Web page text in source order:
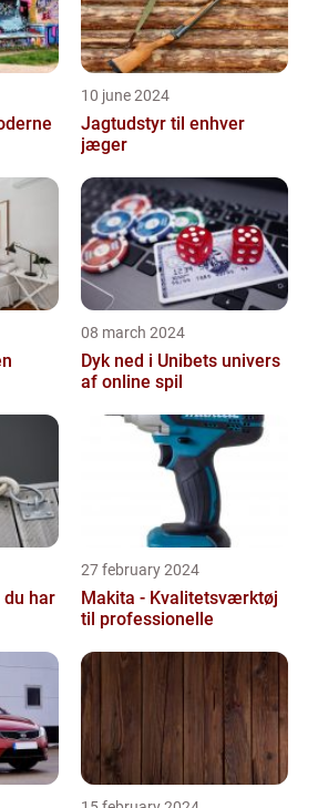
10 june 2024
Jagtudstyr til enhver
jæger
08 march 2024
Dyk ned i Unibets univers
af online spil
27 february 2024
Makita - Kvalitetsværktøj
til professionelle